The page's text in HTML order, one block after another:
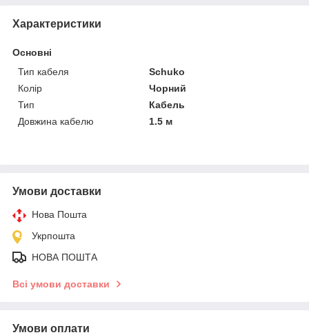
Характеристики
Основні
Тип кабеля
Schuko
Колір
Чорний
Тип
Кабель
Довжина кабелю
1.5 м
Умови доставки
Нова Пошта
Укрпошта
НОВА ПОШТА
Всі умови доставки
Умови оплати